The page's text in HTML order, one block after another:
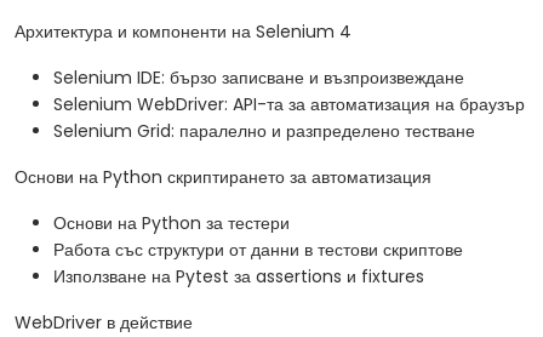
Архитектура и компоненти на Selenium 4
Selenium IDE: бързо записване и възпроизвеждане
Selenium WebDriver: API-та за автоматизация на браузър
Selenium Grid: паралелно и разпределено тестване
Основи на Python скриптирането за автоматизация
Основи на Python за тестери
Работа със структури от данни в тестови скриптове
Използване на Pytest за assertions и fixtures
WebDriver в действие